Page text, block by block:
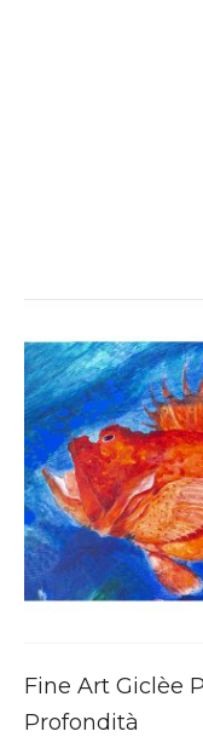
Fine Art Giclèe
Profondità